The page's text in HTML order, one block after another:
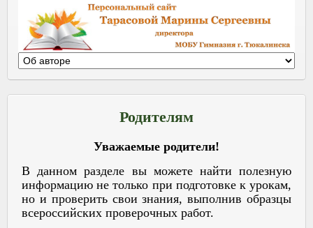
Родителям
Уважаемые родители!
В данном разделе вы можете найти полезную
информацию не только при подготовке к урокам,
но и проверить свои знания, выполнив образцы
всероссийских проверочных работ.